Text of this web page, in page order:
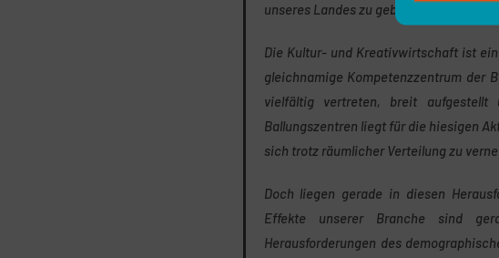
unseres Landes zu geben.
Die Kultur- und Kreativwirtschaft ist
gleichnamige Kompetenzzentrum der
vielfältig vertreten, breit
Ballungszentren liegt für die hiesigen
sich trotz räumlicher Verteilung zu
Doch liegen gerade in diesen
Effekte unserer Branche sind
Herausforderungen des